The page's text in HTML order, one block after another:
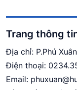
Trang thông
Địa chỉ: P.Phú
Điện thoại:
Email: